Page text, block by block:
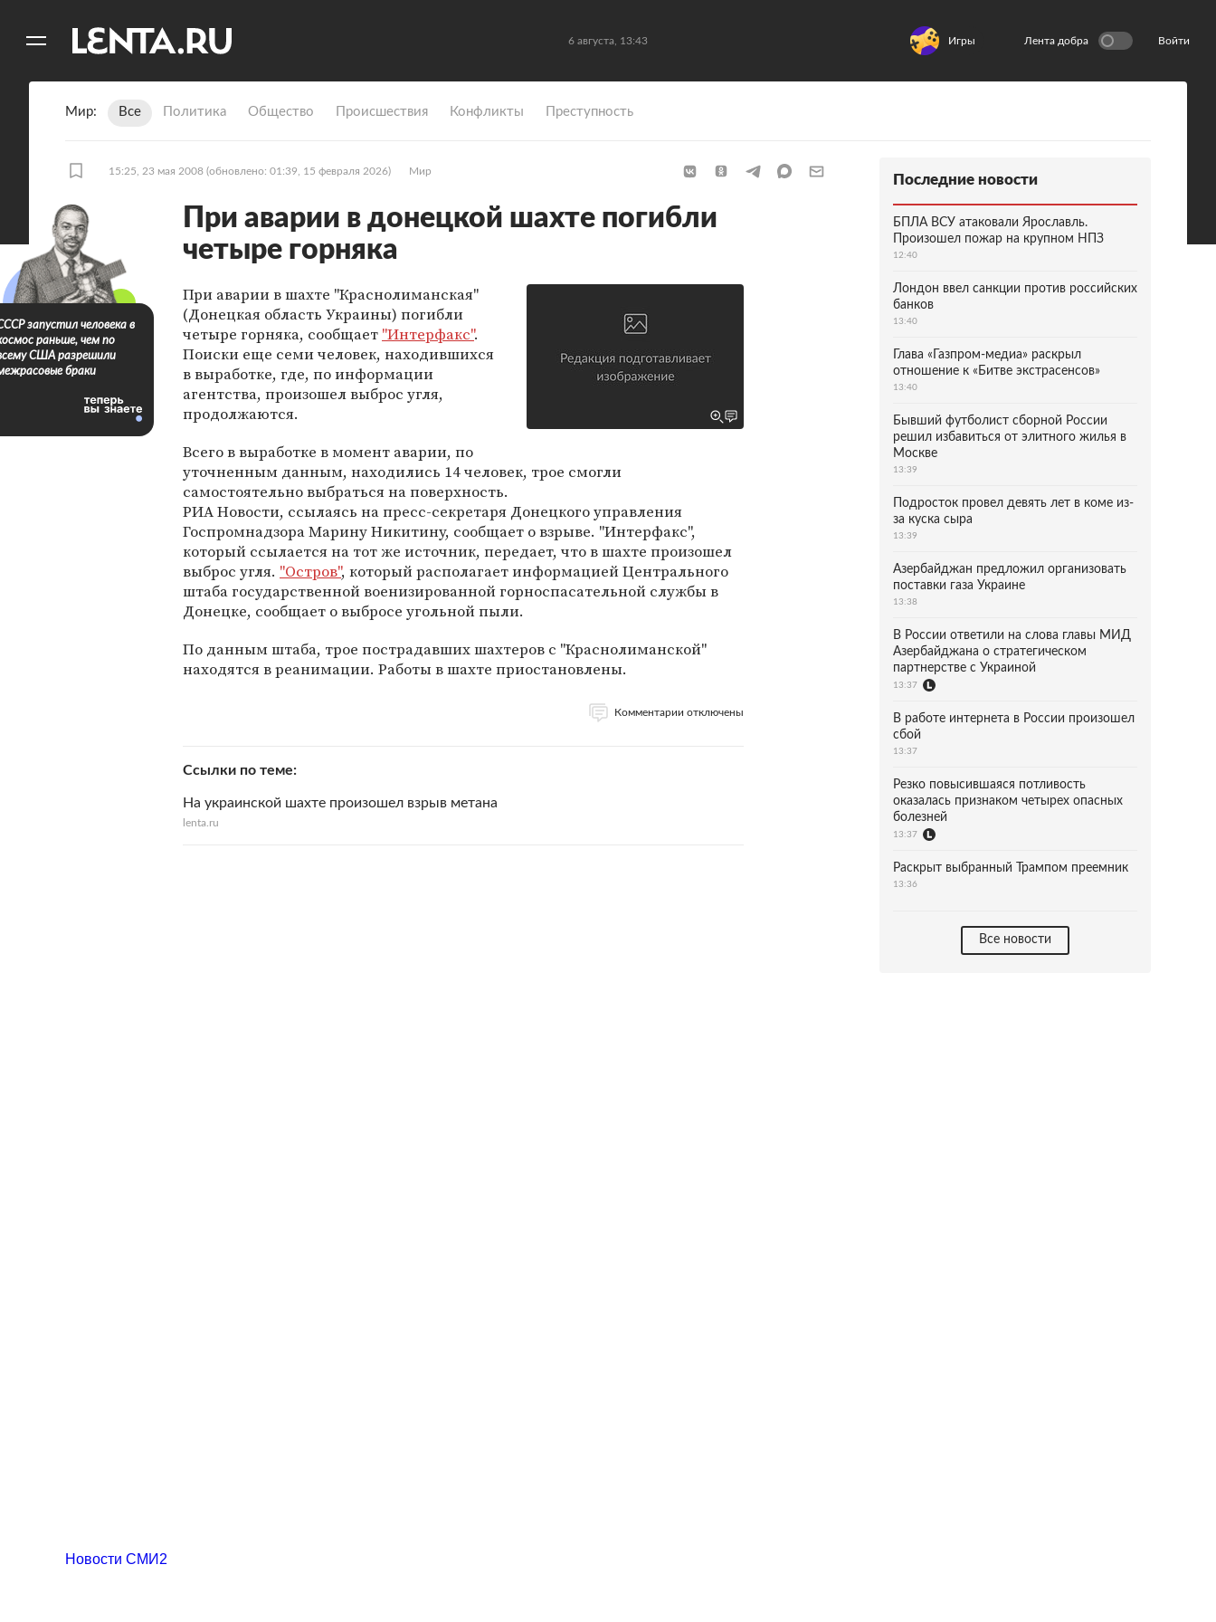
6 августа, 13:43 Игры Лента добра Войти
Мир Все Политика Общество Происшествия Конфликты Преступность
15:25, 23 мая 2008 (обновлено: 01:39, 15 февраля 2026) Мир
При аварии в донецкой шахте погибли
четыре горняка
При аварии в шахте "Краснолиманская"
(Донецкая область Украины) погибли
четыре горняка, сообщает "Интерфакс".
Поиски еще семи человек, находившихся
в выработке, где, по информации
агентства, произошел выброс угля,
продолжаются.
Всего в выработке в момент аварии, по
уточненным данным, находились 14 человек, трое смогли
самостоятельно выбраться на поверхность.
РИА Новости, ссылаясь на пресс-секретаря Донецкого управления
Госпромнадзора Марину Никитину, сообщает о взрыве. "Интерфакс",
который ссылается на тот же источник, передает, что в шахте произошел
выброс угля. "Остров", который располагает информацией Центрального
штаба государственной военизированной горноспасательной службы в
Донецке, сообщает о выбросе угольной пыли.
По данным штаба, трое пострадавших шахтеров с "Краснолиманской"
находятся в реанимации. Работы в шахте приостановлены.
Комментарии отключены
Ссылки по теме
На украинской шахте произошел взрыв метана
lenta.ru
запустил человека в
раньше, чем по
США разрешили
браки
Последние новости
БПЛА ВСУ атаковали Ярославль.
Произошел пожар на крупном НПЗ
12:40
Лондон ввел санкции против российских
банков
13:40
Глава «Газпром-медиа» раскрыл
отношение к «Битве экстрасенсов»
13:40
Бывший футболист сборной России
решил избавиться от элитного жилья в
Москве
13:39
Подросток провел девять лет в коме из-
за куска сыра
13:39
Азербайджан предложил организовать
поставки газа Украине
13:38
В России ответили на слова главы МИД
Азербайджана о стратегическом
партнерстве с Украиной
13:37
В работе интернета в России произошел
сбой
13:37
Резко повысившаяся потливость
оказалась признаком четырех опасных
болезней
13:37
Раскрыт выбранный Трампом преемник
13:36
Все новости
Новости СМИ2